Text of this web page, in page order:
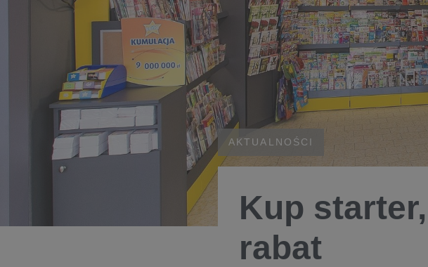
AKTUALNOŚCI
Kup
rabat